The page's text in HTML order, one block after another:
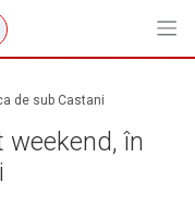
de sub Castani
weekend, în